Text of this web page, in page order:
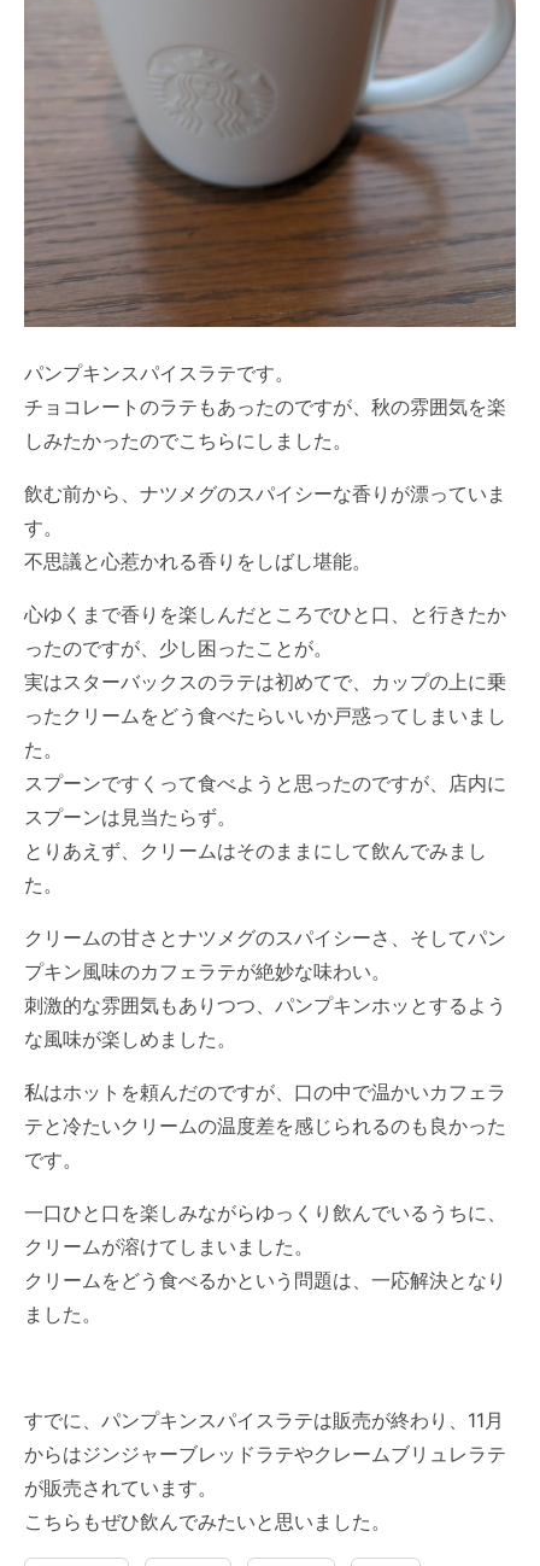
パンプキンスパイスラテです。
チョコレートのラテもあったのですが、秋の雰囲気を楽
しみたかったのでこちらにしました。
飲む前から、ナツメグのスパイシーな香りが漂っていま
す。
不思議と心惹かれる香りをしばし堪能。
心ゆくまで香りを楽しんだところでひと口、と行きたか
ったのですが、少し困ったことが。
実はスターバックスのラテは初めてで、カップの上に乗
ったクリームをどう食べたらいいか戸惑ってしまいまし
た。
スプーンですくって食べようと思ったのですが、店内に
スプーンは見当たらず。
とりあえず、クリームはそのままにして飲んでみまし
た。
クリームの甘さとナツメグのスパイシーさ、そしてパン
プキン風味のカフェラテが絶妙な味わい。
刺激的な雰囲気もありつつ、パンプキンホッとするよう
な風味が楽しめました。
私はホットを頼んだのですが、口の中で温かいカフェラ
テと冷たいクリームの温度差を感じられるのも良かった
です。
一口ひと口を楽しみながらゆっくり飲んでいるうちに、
クリームが溶けてしまいました。
クリームをどう食べるかという問題は、一応解決となり
ました。
すでに、パンプキンスパイスラテは販売が終わり、11月
からはジンジャーブレッドラテやクレームブリュレラテ
が販売されています。
こちらもぜひ飲んでみたいと思いました。